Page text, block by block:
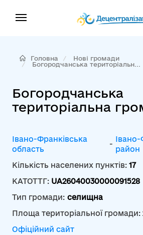
Головна
Нові громади
Богородчанська територіальн...
Богородчанська
територіальна
Івано-Франківська
область
-
район
Кількість населених пунктів: 17
КАТОТТГ: UA26040030000091528
Тип громади: селищна
Площа територіальної громади:
Офіційний сайт